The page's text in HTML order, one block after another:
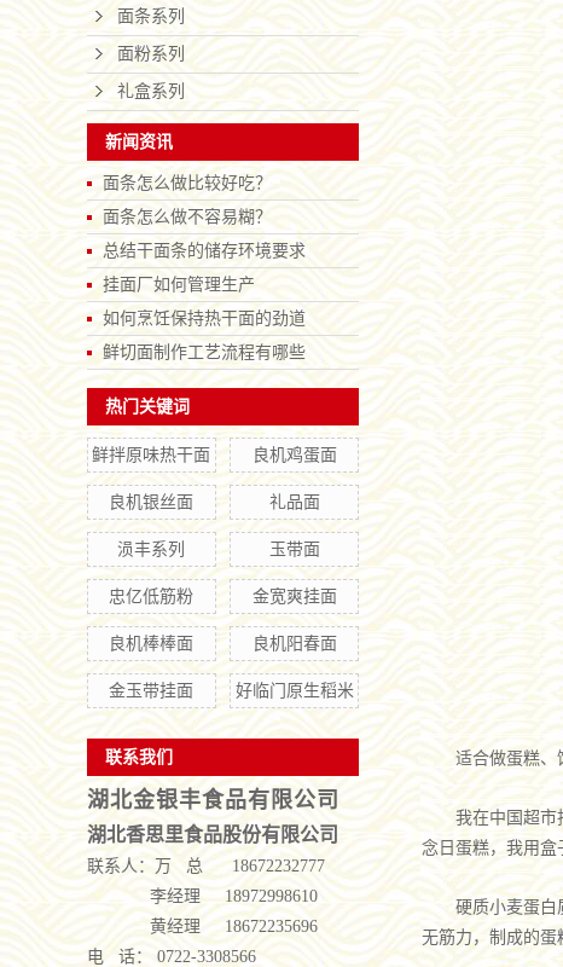
面条系列
面粉系列
礼盒系列
新闻资讯
面条怎么做比较好吃？
面条怎么做不容易糊？
总结干面条的储存环境要求
挂面厂如何管理生产
如何烹饪保持热干面的劲道
鲜切面制作工艺流程有哪些
热门关键词
鲜拌原味热干面 良机鸡蛋面
良机银丝面 礼品面
涢丰系列 玉带面
忠亿低筋粉 金宽爽挂面
良机棒棒面 良机阳春面
金玉带挂面 好临门原生稻米
联系我们
湖北金银丰食品有限公司
湖北香思里食品股份有限公司
联系人： 万 总 18672232777
李经理 18972998610
黄经理 18672235696
电 话： 0722-3308566
适合做蛋糕、
我在中国超市
念日蛋糕，我用盒
硬质小麦蛋白
无筋力，制成的蛋